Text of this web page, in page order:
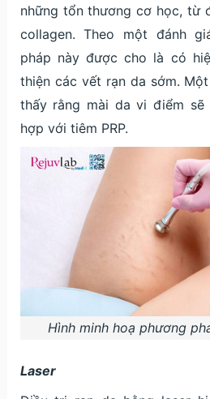
những tổn thương cơ học, từ
collagen. Theo một đánh
pháp này được cho là có
thiện các vết rạn da sớm.
thấy rằng mài da vi điểm sẽ
hợp với tiêm PRP.
Hình minh hoạ phương
Laser